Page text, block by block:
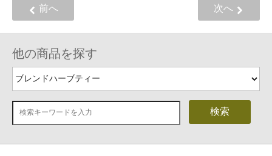
前へ 次へ
他の商品を探す
検索